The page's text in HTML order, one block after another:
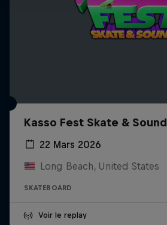
Kasso Fest Skate & Sound
22 Mars 2026
Long Beach, United States
SKATEBOARD
Voir le replay